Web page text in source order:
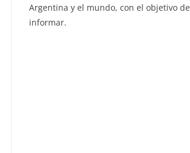
Argentina y el mundo, con el objetivo de
informar.